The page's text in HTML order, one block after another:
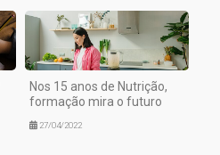
Nos 15 anos de Nutrição,
formação mira o futuro
27/04/2022